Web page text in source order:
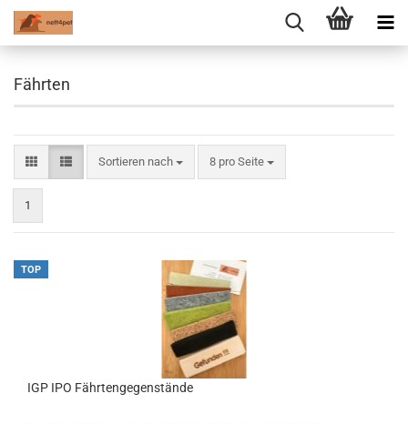
Fährten
Sortieren nach
Sortieren nach 8 pro Seite
pro Seite
1
TOP
IGP IPO Fährtengegenstände